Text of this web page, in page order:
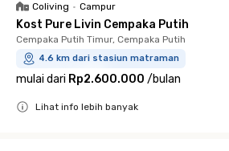
Coliving • Campur
Kost Pure Livin Cempaka Putih
Cempaka Putih Timur, Cempaka Putih
4.6 km dari stasiun matraman
mulai dari Rp2.600.000 /bulan
Lihat info lebih banyak